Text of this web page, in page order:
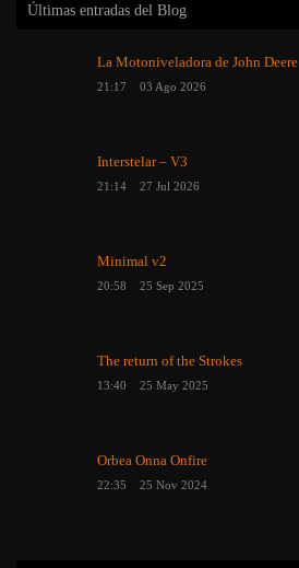
Últimas entradas del Blog
La Motoniveladora de John Deere
21:17 03 Ago 2026
Interstelar – V3
21:14 27 Jul 2026
Minimal v2
20:58 25 Sep 2025
The return of the Strokes
13:40 25 May 2025
Orbea Onna Onfire
22:35 25 Nov 2024